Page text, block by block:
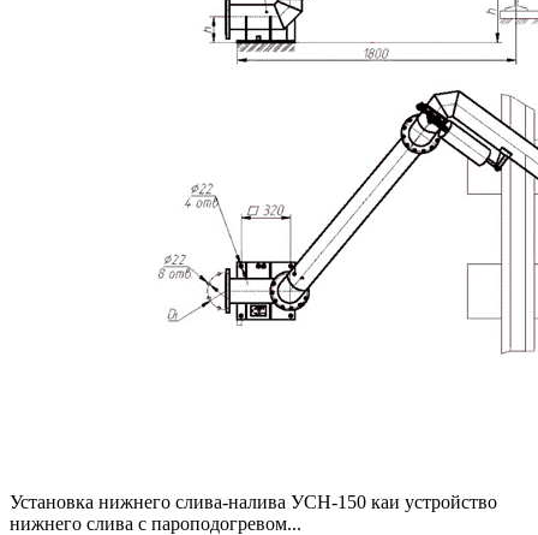
Установка нижнего слива-налива УСН-150 каи устройство
нижнего слива с пароподогревом...